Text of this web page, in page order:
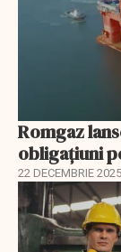
Romgaz
obligațiuni
22 DECEMBRIE 2025